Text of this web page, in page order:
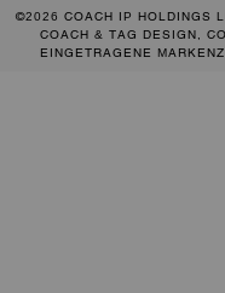
©2026 COACH IP HOLDINGS
COACH & TAG DESIGN,
EINGETRAGENE